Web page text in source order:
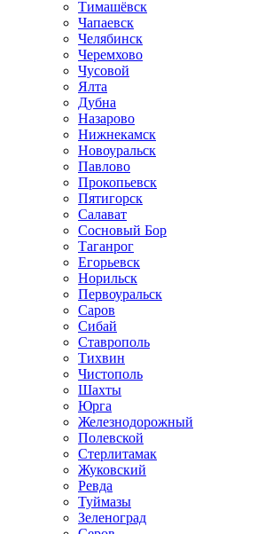
Тимашёвск
Чапаевск
Челябинск
Черемхово
Чусовой
Ялта
Дубна
Назарово
Нижнекамск
Новоуральск
Павлово
Прокопьевск
Пятигорск
Салават
Сосновый Бор
Таганрог
Егорьевск
Норильск
Первоуральск
Саров
Сибай
Ставрополь
Тихвин
Чистополь
Шахты
Юрга
Железнодорожный
Полевской
Стерлитамак
Жуковский
Ревда
Туймазы
Зеленоград